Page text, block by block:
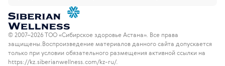
© 2007–2026 ТОО «Сибирское здоровье Астана». Все права
защищены. Воспроизведение материалов данного сайта допускается
только при условии обязательного размещения активной ссылки на
https://kz.siberianwellness.com/kz-ru/.